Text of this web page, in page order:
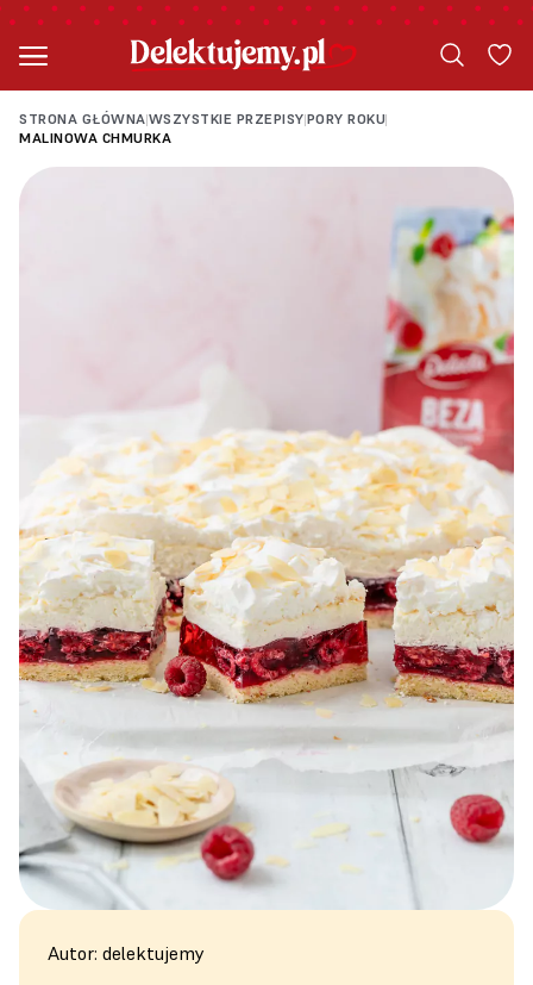
STRONA GŁÓWNA|WSZYSTKIE PRZEPISY|PORY ROKU|
MALINOWA CHMURKA
Autor: delektujemy